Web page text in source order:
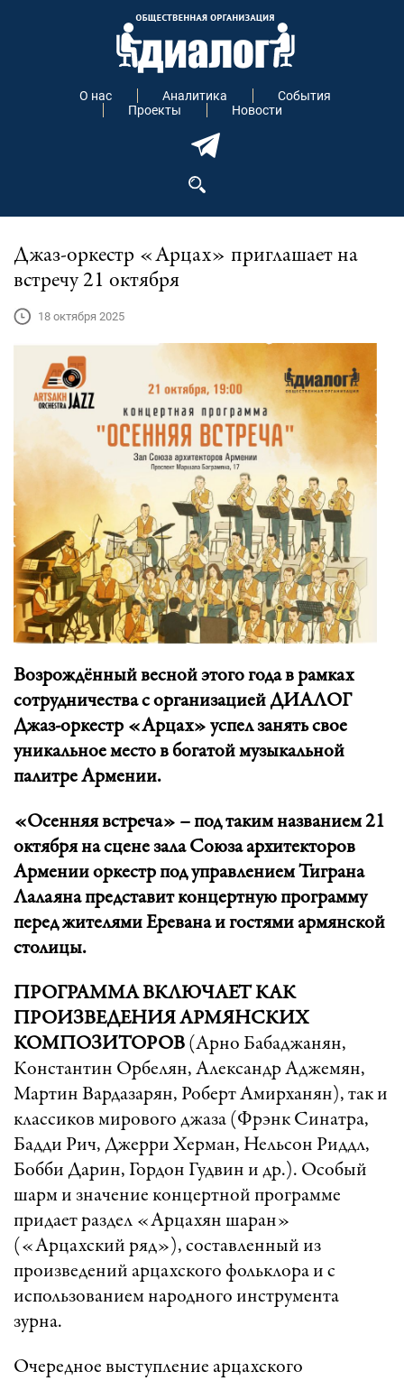
О нас Аналитика
События
Проекты
Новости
Джаз-оркестр «Арцах» приглашает на
встречу 21 октября
18 октября 2025
Возрождённый весной этого года в рамках
сотрудничества с организацией ДИАЛОГ
Джаз-оркестр «Арцах» успел занять свое
уникальное место в богатой музыкальной
палитре Армении.
«Осенняя встреча» – под таким названием 21
октября на сцене зала Союза архитекторов
Армении оркестр под управлением Тиграна
Лалаяна представит концертную программу
перед жителями Еревана и гостями армянской
столицы.
ПРОГРАММА ВКЛЮЧАЕТ КАК
ПРОИЗВЕДЕНИЯ АРМЯНСКИХ
КОМПОЗИТОРОВ (Арно Бабаджанян,
Константин Орбелян, Александр Аджемян,
Мартин Вардазарян, Роберт Амирханян), так и
классиков мирового джаза (Фрэнк Синатра,
Бадди Рич, Джерри Херман, Нельсон Риддл,
Бобби Дарин, Гордон Гудвин и др.). Особый
шарм и значение концертной программе
придает раздел «Арцахян шаран»
(«Арцахский ряд»), составленный из
произведений арцахского фольклора и с
использованием народного инструмента
зурна.
Очередное выступление арцахского